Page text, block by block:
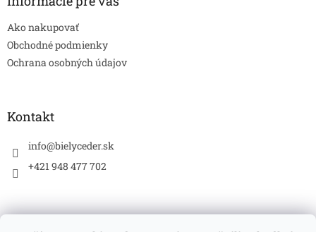
Ako nakupovať
Obchodné podmienky
Ochrana osobných údajov
Kontakt
info@bielyceder.sk
+421 948 477 702